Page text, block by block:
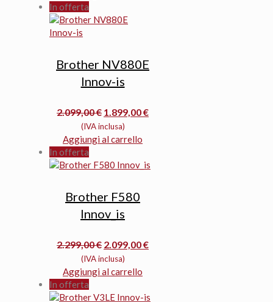
1.499,00 €.
In offerta
Brother NV880E
Innov-is
2.099,00€ Il
prezzo
originale
2.099,00 €.
1.899,00€Il
1.899,00 €.
(IVA inclusa)
Aggiungi al carrello
In offerta
Brother F580
Innov_is
2.299,00€ Il
prezzo
originale
2.299,00 €.
2.099,00€Il
2.099,00 €.
(IVA inclusa)
Aggiungi al carrello
In offerta